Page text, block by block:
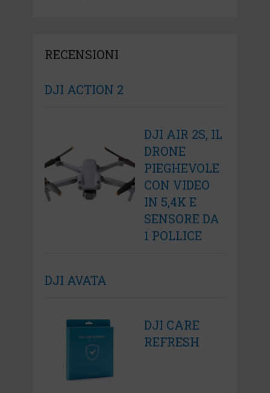
RECENSIONI
DJI ACTION 2
DJI AIR 2S, IL
DRONE
PIEGHEVOLE
CON VIDEO
IN 5,4K E
SENSORE DA
1 POLLICE
DJI AVATA
DJI CARE
REFRESH